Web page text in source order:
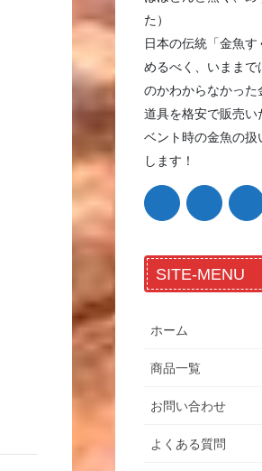
た）
日本の伝統「金魚
めるべく、いまま
のかわからなかった
道具を格安で販売い
ベント時の金魚の扱
します！
SITE-MENU
ホーム
商品一覧
お問い合わせ
よくある質問